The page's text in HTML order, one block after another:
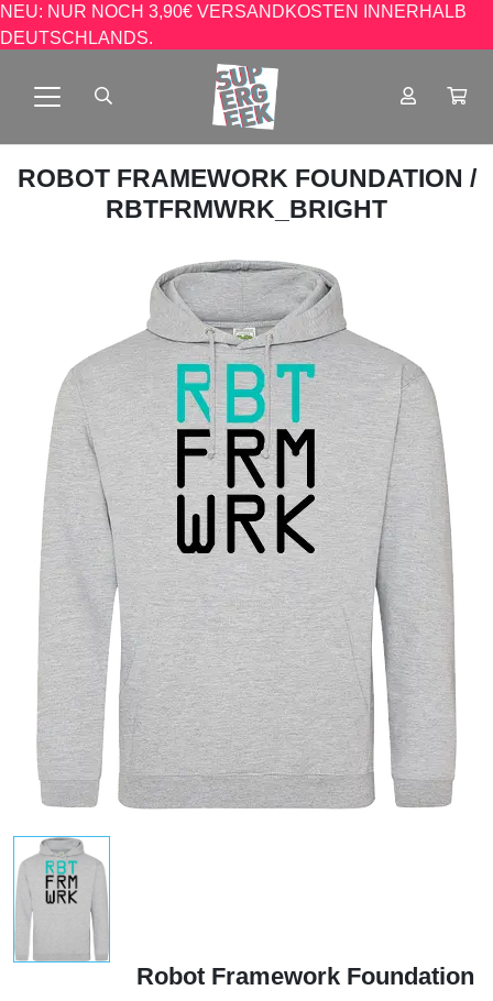
NEU: NUR NOCH 3,90€ VERSANDKOSTEN INNERHALB
DEUTSCHLANDS.
ROBOT FRAMEWORK FOUNDATION /
RBTFRMWRK_BRIGHT
Robot Framework Foundation